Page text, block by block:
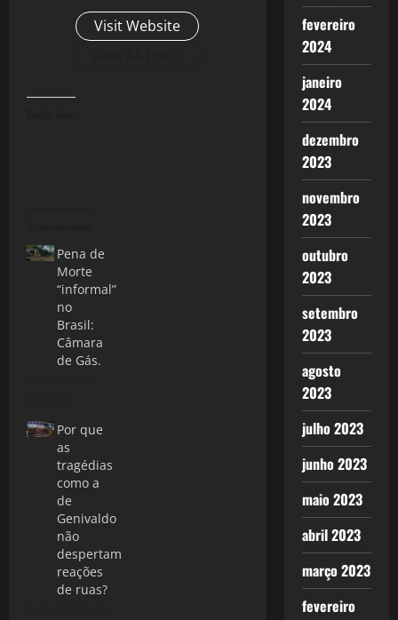
Visit Website
Pena de
Morte
“informal”
no
Brasil:
Câmara
de Gás.
Por que
as
tragédias
como a
de
Genivaldo
não
despertam
reações
de ruas?
fevereiro
2024
janeiro
2024
dezembro
2023
novembro
2023
outubro
2023
setembro
2023
agosto
2023
julho 2023
junho 2023
maio 2023
abril 2023
março 2023
fevereiro